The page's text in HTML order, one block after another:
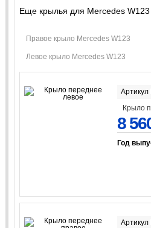
Еще крылья для Mercedes W123
Правое крыло Mercedes W123
Левое крыло Mercedes W123
Крыло
8
Год